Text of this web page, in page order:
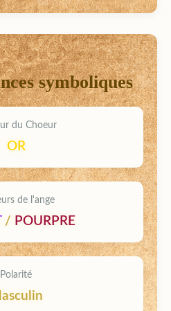
symboliques
du Choeur
OR
de l'ange
/ POURPRE
Polarité